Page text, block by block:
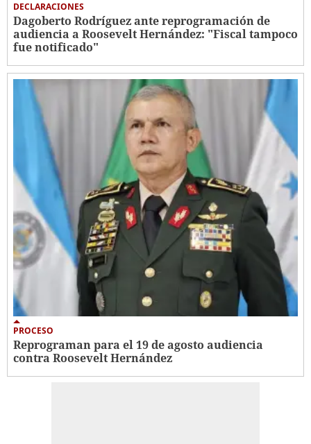
DECLARACIONES
Dagoberto Rodríguez ante reprogramación de
audiencia a Roosevelt Hernández: "Fiscal tampoco
fue notificado"
PROCESO
Reprograman para el 19 de agosto audiencia
contra Roosevelt Hernández